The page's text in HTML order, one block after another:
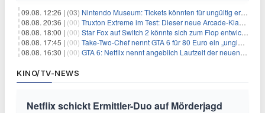
09.08. 12:26 | (03) Nintendo Museum: Tickets könnten für ungültig erklärt werden!
08.08. 20:36 | (00) Truxton Extreme im Test: Dieser neue Arcade-Klassiker verzeiht dir gar nichts
08.08. 18:00 | (00) Star Fox auf Switch 2 könnte sich zum Flop entwickeln
08.08. 17:45 | (00) Take-Two-Chef nennt GTA 6 für 80 Euro ein „unglaubliches Schnäppchen“
08.08. 16:30 | (00) GTA 6: Netflix nennt angeblich Laufzeit der neuen Gameplay-Präsentation
KINO/TV-NEWS
Netflix schickt Ermittler-Duo auf Mörderjagd